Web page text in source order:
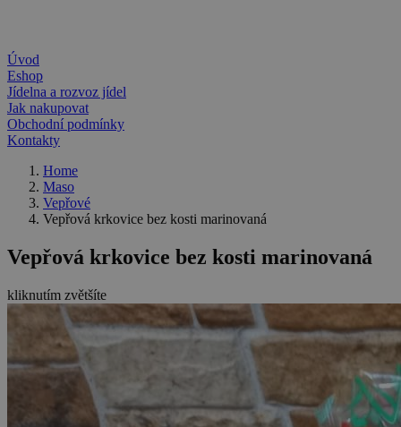
Úvod
Eshop
Jídelna a rozvoz jídel
Jak nakupovat
Obchodní podmínky
Kontakty
Home
Maso
Vepřové
Vepřová krkovice bez kosti marinovaná
Vepřová krkovice bez kosti marinovaná
kliknutím zvětšíte